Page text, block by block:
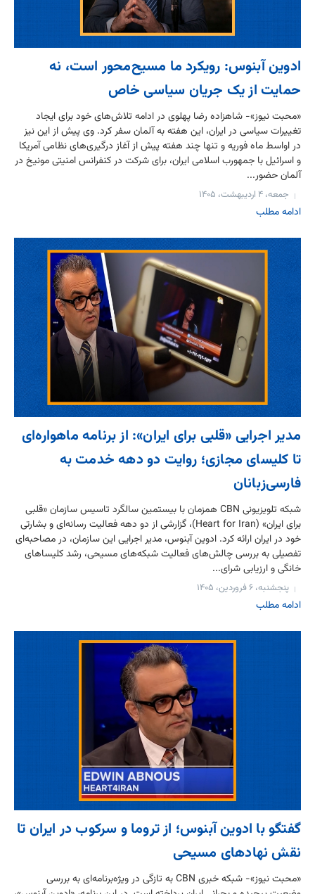
ادوین آبنوس: رویکرد ما مسیح‌محور است، نه
حمایت از یک جریان سیاسی خاص
«محبت نیوز»- شاهزاده رضا پهلوی در ادامه تلاش‌های خود برای ایجاد
تغییرات سیاسی در ایران، این هفته به آلمان سفر کرد. وی پیش از این نیز
در اواسط ماه فوریه و تنها چند هفته پیش از آغاز درگیری‌های نظامی آمریکا
و اسرائیل با جمهورب اسلامی ایران، برای شرکت در کنفرانس امنیتی مونیخ در
آلمان حضور...
جمعه، ۴ اردیبهشت، ۱۴۰۵
ادامه مطلب
مدیر اجرایی «قلبی برای ایران»: از برنامه‌ ماهواره‌ای
تا کلیسای مجازی؛ روایت دو دهه خدمت به
فارسی‌زبانان
شبکه تلویزیونی CBN همزمان با بیستمین سالگرد تاسیس سازمان «قلبی
برای ایران» (Heart for Iran)، گزارشی از دو دهه فعالیت رسانه‌ای و بشارتی
خود در ایران ارائه کرد. ادوین آبنوس، مدیر اجرایی این سازمان، در مصاحبه‌ای
تفصیلی به بررسی چالش‌های فعالیت شبکه‌های مسیحی، رشد کلیساهای
خانگی و ارزیابی شرای...
پنجشنبه، ۶ فروردین، ۱۴۰۵
ادامه مطلب
گفتگو با ادوین آبنوس؛ از تروما و سرکوب در ایران تا
نقش نهادهای مسیحی
«محبت نیوز»- شبکه خبری CBN به تازگی در ویژه‌برنامه‌ای به بررسی